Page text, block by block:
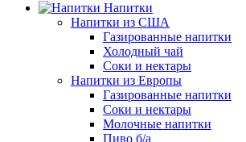
Напитки
Напитки из США
Газированные напитки
Холодный чай
Соки и нектары
Напитки из Европы
Газированные напитки
Соки и нектары
Молочные напитки
Пиво б/а